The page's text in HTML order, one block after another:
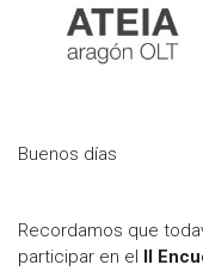
Buenos días
Recordamos que
participar en el
II